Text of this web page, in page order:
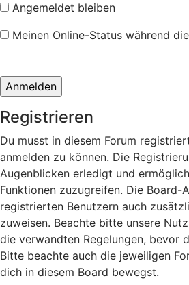
Angemeldet bleiben
Meinen Online-Status während
Registrieren
Du musst in diesem Forum
anmelden zu können. Die
Augenblicken erledigt und
Funktionen zuzugreifen. Die Board-
registrierten Benutzern auch
zuweisen. Beachte bitte unsere
die verwandten Regelungen, bevor
Bitte beachte auch die jeweiligen
dich in diesem Board bewegst.